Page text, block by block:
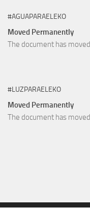
#AGUAPARAELEKO
Moved Permanently
The document has moved
#LUZPARAELEKO
Moved Permanently
The document has moved